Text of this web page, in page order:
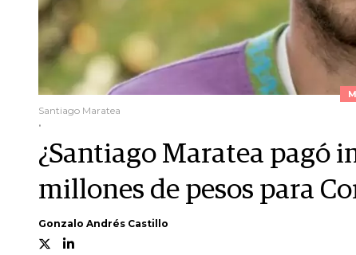
Santiago Maratea
.
¿Santiago Maratea pagó
millones de pesos para
Gonzalo Andrés Castillo